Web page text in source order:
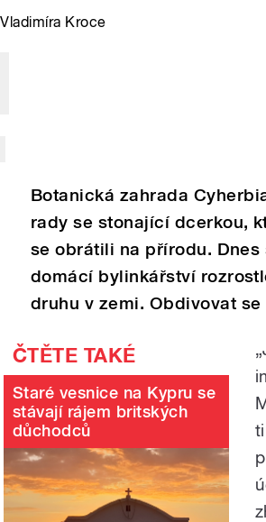
Kroce
Botanická zahrada
rady se stonající dcerkou,
se obrátili na přírodu.
domácí bylinkářství
druhu v zemi. Obdivovat
Staré vesnice na Kypru se
stávají rájem britských
důchodců
„